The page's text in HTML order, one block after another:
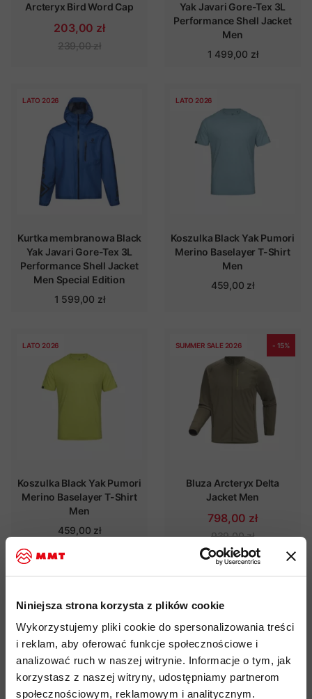
Niniejsza strona korzysta z plików cookie
Wykorzystujemy pliki cookie do spersonalizowania treści
i reklam, aby oferować funkcje społecznościowe i
analizować ruch w naszej witrynie. Informacje o tym, jak
korzystasz z naszej witryny, udostępniamy partnerom
społecznościowym, reklamowym i analitycznym.
Arcteryx Bird Word Cap
203,00 zł
239,00 zł
Yak Javari Gore-Tex 3L
Performance Shell Jacket
Men
1 499,00 zł
LATO 2026
Kurtka membranowa Black
Yak Javari Gore-Tex 3L
Performance Shell Jacket
Men Special Edition
1 599,00 zł
LATO 2026
Koszulka Black Yak Pumori
Merino Baselayer T-Shirt
Men
459,00 zł
LATO 2026
Koszulka Black Yak Pumori
Merino Baselayer T-Shirt
Men
459,00 zł
SUMMER SALE 2026 - 15%
Bluza Arcteryx Delta
Jacket Men
798,00 zł
939,00 zł